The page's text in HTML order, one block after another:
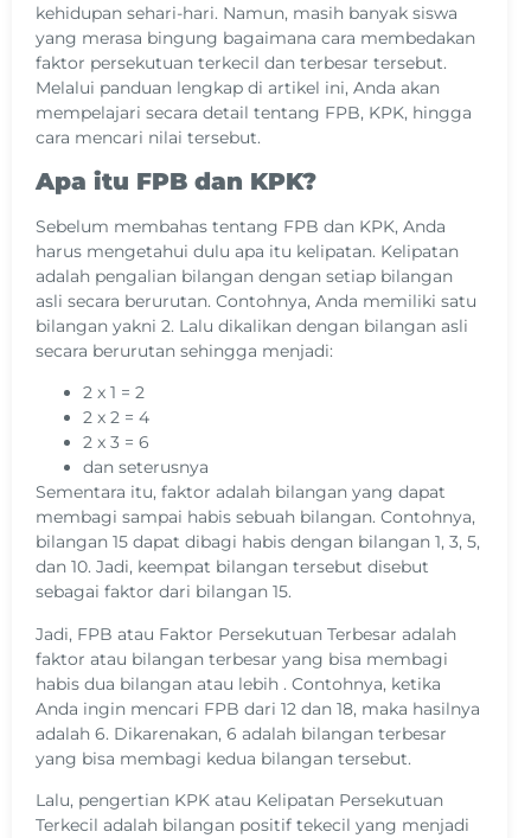
kehidupan sehari-hari. Namun, masih banyak siswa
yang merasa bingung bagaimana cara membedakan
faktor persekutuan terkecil dan terbesar tersebut.
Melalui panduan lengkap di artikel ini, Anda akan
mempelajari secara detail tentang FPB, KPK, hingga
cara mencari nilai tersebut.
Apa itu FPB dan KPK?
Sebelum membahas tentang FPB dan KPK, Anda
harus mengetahui dulu apa itu kelipatan. Kelipatan
adalah pengalian bilangan dengan setiap bilangan
asli secara berurutan. Contohnya, Anda memiliki satu
bilangan yakni 2. Lalu dikalikan dengan bilangan asli
secara berurutan sehingga menjadi:
2 x 1 = 2
2 x 2 = 4
2 x 3 = 6
dan seterusnya
Sementara itu, faktor adalah bilangan yang dapat
membagi sampai habis sebuah bilangan. Contohnya,
bilangan 15 dapat dibagi habis dengan bilangan 1, 3, 5,
dan 10. Jadi, keempat bilangan tersebut disebut
sebagai faktor dari bilangan 15.
Jadi, FPB atau Faktor Persekutuan Terbesar adalah
faktor atau bilangan terbesar yang bisa membagi
habis dua bilangan atau lebih . Contohnya, ketika
Anda ingin mencari FPB dari 12 dan 18, maka hasilnya
adalah 6. Dikarenakan, 6 adalah bilangan terbesar
yang bisa membagi kedua bilangan tersebut.
Lalu, pengertian KPK atau Kelipatan Persekutuan
Terkecil adalah bilangan positif tekecil yang menjadi